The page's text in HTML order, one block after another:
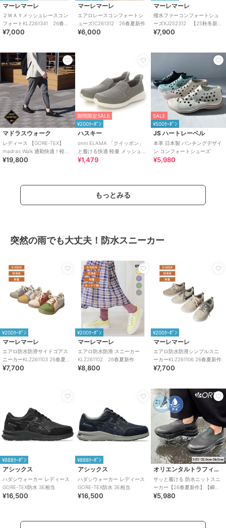
マーレマーレ
２ＷＡＹメッシュレースコン
フォートKLZ261341 26春夏
新作
¥7,000
マーレマーレ
エアロレースコンフォートシ
ューズIC261312 26春夏新作
¥6,000
マーレマーレ
撥水ファーコンフォートシュ
ーズXJ252312 【25秋冬新
作】
¥7,900
マドラスウォーク
レディース 【GORE-TEX】
madras Walk 通勤快適！軽量
スニーカー
¥19,800
期間限定SALE
¥200ｸｰﾎﾟﾝ
ハスキー
onni ELAMA 「クイッポン」
と履ける快適 軽量 メッシュカ
ジュアルスリッポン
¥1,479
SALE
¥500ｸｰﾎﾟﾝ
JS ハートレーベル
本革 日本製 パンチングデザイ
ン コンフォートシューズ
¥5,980
もっとみる
突然の雨でも大丈夫！防水スニーカー
¥200ｸｰﾎﾟﾝ
マーレマーレ
エアロ防水防滑サイドゴアス
ニーカーKLZ261103 26春夏新
作
¥7,700
¥200ｸｰﾎﾟﾝ
マーレマーレ
エアロ防水防滑 スニーカー
KLZ261102 26春夏新作
¥8,800
¥200ｸｰﾎﾟﾝ
マーレマーレ
エアロ防水防滑シンプルスニ
ーカーKLZ261106 26春夏新作
¥7,700
¥888ｸｰﾎﾟﾝ
アシックス
ハダシウォーカー レディース
GORE-TEX防水 3E相当
¥16,500
¥888ｸｰﾎﾟﾝ
アシックス
ハダシウォーカー レディース
GORE-TEX防水 3E相当
¥16,500
オリエンタルトラフィック
サッと履ける 防水ニットスニ
ーカー【26春夏新作】【瞬間
フィット】ニット防水スニー
¥5,980